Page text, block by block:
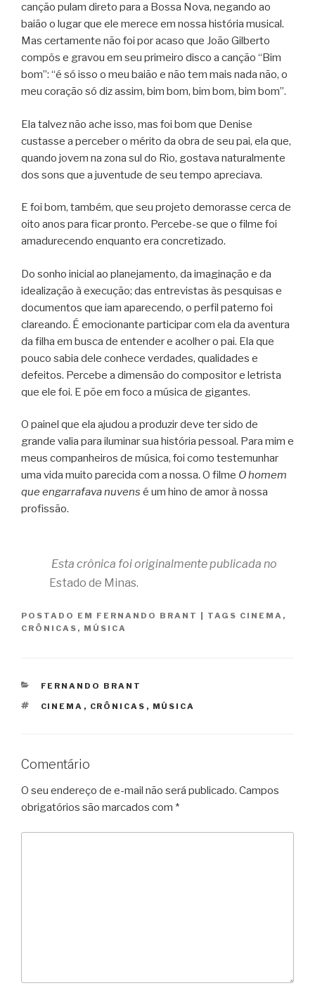
canção pulam direto para a Bossa Nova, negando ao
baião o lugar que ele merece em nossa história musical.
Mas certamente não foi por acaso que João Gilberto
compôs e gravou em seu primeiro disco a canção “Bim
bom”: “é só isso o meu baião e não tem mais nada não, o
meu coração só diz assim, bim bom, bim bom, bim bom”.
Ela talvez não ache isso, mas foi bom que Denise
custasse a perceber o mérito da obra de seu pai, ela que,
quando jovem na zona sul do Rio, gostava naturalmente
dos sons que a juventude de seu tempo apreciava.
E foi bom, também, que seu projeto demorasse cerca de
oito anos para ficar pronto. Percebe-se que o filme foi
amadurecendo enquanto era concretizado.
Do sonho inicial ao planejamento, da imaginação e da
idealização à execução; das entrevistas às pesquisas e
documentos que iam aparecendo, o perfil paterno foi
clareando. É emocionante participar com ela da aventura
da filha em busca de entender e acolher o pai. Ela que
pouco sabia dele conhece verdades, qualidades e
defeitos. Percebe a dimensão do compositor e letrista
que ele foi. E põe em foco a música de gigantes.
O painel que ela ajudou a produzir deve ter sido de
grande valia para iluminar sua história pessoal. Para mim e
meus companheiros de música, foi como testemunhar
uma vida muito parecida com a nossa. O filme O homem
que engarrafava nuvens é um hino de amor à nossa
profissão.
Esta crônica foi originalmente publicada no
Estado de Minas.
POSTADO EM FERNANDO BRANT | TAGS CINEMA ,
CRÔNICAS , MÚSICA
CATEGORIAS
FERNANDO BRANT
TAGS
CINEMA , CRÔNICAS , MÚSICA
Comentário
O seu endereço de e-mail não será publicado. Campos
obrigatórios são marcados com *